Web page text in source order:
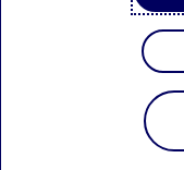
Derya
Nordeas nye